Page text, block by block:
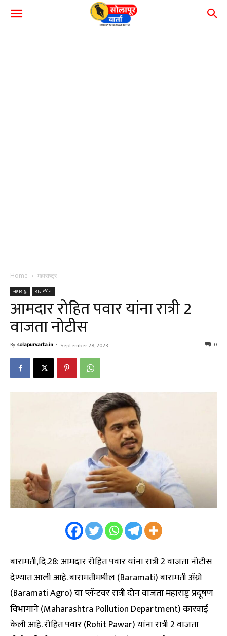
Home महाराष्ट्र
महाराष्ट्र राजकीय
आमदार रोहित पवार यांना रात्री 2
वाजता नोटीस
By solapurvarta.in - September 28, 2023 0
बारामती,दि.28: आमदार रोहित पवार यांना रात्री 2 वाजता नोटीस
देण्यात आली आहे. बारामतीमधील (Baramati) बारामती ॲग्रो
(Baramati Agro) या प्लॅन्टवर रात्री दोन वाजता महाराष्ट्र प्रदूषण
विभागाने (Maharashtra Pollution Department) कारवाई
केली आहे. रोहित पवार (Rohit Pawar) यांना रात्री 2 वाजता